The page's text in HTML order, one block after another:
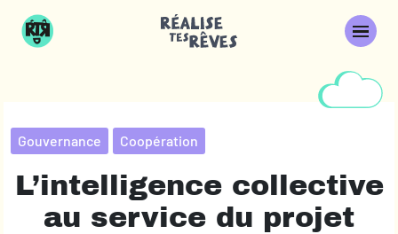
Gouvernance Coopération
L’intelligence collective
au service du projet